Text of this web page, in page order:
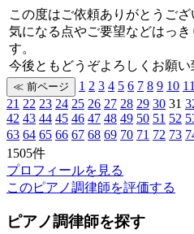
この度はご依頼ありがとうござ
気になる点やご要望などはっ
す。
今後ともどうぞよろしくお願い
1 2 3 4 5 6 7 8 9 10 11
21 22 23 24 25 26 27 28 29 30 31
42 43 44 45 46 47 48 49 50 51 52
63 64 65 66 67 68 69 70 71 72 73
1505件
プロフィールを見る
このピアノ調律師を評価する
ピアノ調律師を探す